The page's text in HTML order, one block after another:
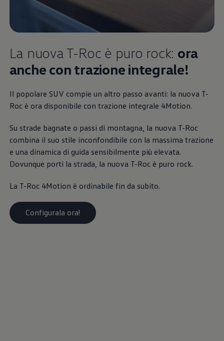
La nuova T-Roc è puro rock: ora
anche con trazione integrale!
Il popolare SUV compie un altro passo avanti: la nuova T-
Roc è ora disponibile con trazione integrale 4Motion.
Su strade bagnate o passi di montagna, la nuova T-Roc
combina il suo stile inconfondibile con la massima trazione
e una dinamica di guida sensibilmente più elevata.
Dovunque porti la strada, la nuova T-Roc è puro rock.
La T-Roc 4Motion è ordinabile fin da subito.
Configurala ora!